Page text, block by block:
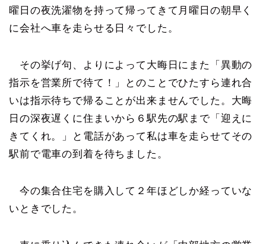
曜日の夜洗濯物を持って帰ってきて月曜日の朝早く
に会社へ車を走らせる日々でした。
その挙げ句、よりによって大晦日にまた「異動の
指示を営業所で待て！」とのことでひたすら連れ合
いは指示待ちで帰ることが出来ませんでした。大晦
日の深夜遅くに住まいから６駅先の駅まで「迎えに
きてくれ。」と電話があって私は車を走らせてその
駅前で電車の到着を待ちました。
今の集合住宅を購入して２年ほどしか経っていな
いときでした。